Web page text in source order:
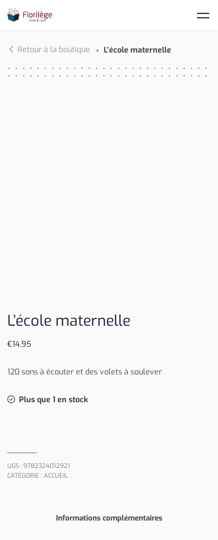
Retour à la boutique L’école maternelle
L’école maternelle
€14,95
120 sons à écouter et des volets à soulever
Plus que 1 en stock
UGS : 9782324012921
CATÉGORIE : ACCUEIL
Informations complémentaires